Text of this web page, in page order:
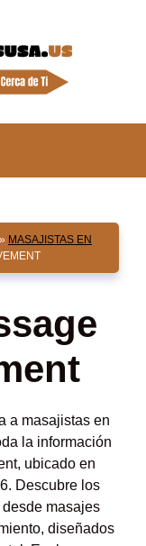
MASAJISTAS EN
a masajistas en
la información
ubicado en
Descubre los
masajes
diseñados